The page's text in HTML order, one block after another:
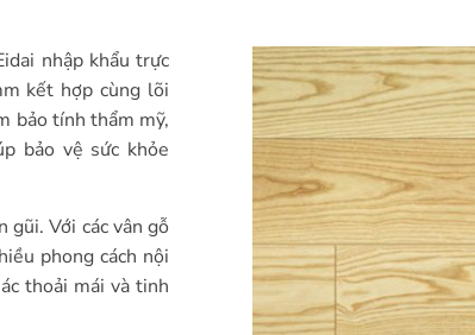
nhập khẩu trực
kết hợp cùng lõi
bảo tính thẩm mỹ,
bảo vệ sức khỏe
gũi. Với các vân gỗ
phong cách nội
thoải mái và tinh